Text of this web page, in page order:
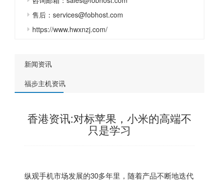
售后：services@fobhost.com
https://www.hwxnzj.com/
新闻资讯
福步主机资讯
香港资讯:对标苹果，小米的高端不
只是学习
纵观手机市场发展的30多年里，随着产品不断地迭代